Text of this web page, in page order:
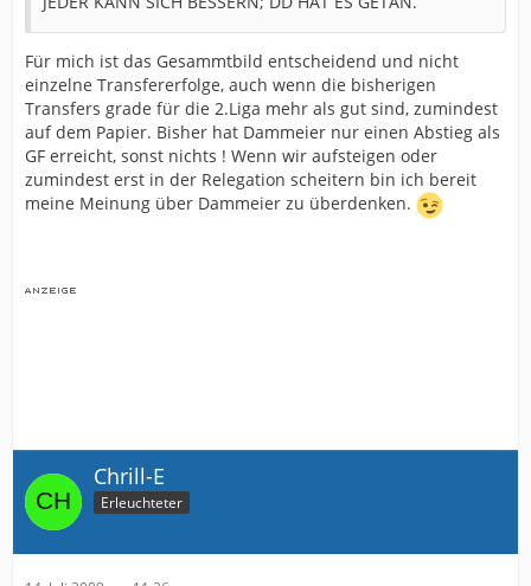
Für mich ist das Gesammtbild entscheidend und nicht
einzelne Transfererfolge, auch wenn die bisherigen
Transfers grade für die 2.Liga mehr als gut sind, zumindest
auf dem Papier. Bisher hat Dammeier nur einen Abstieg als
GF erreicht, sonst nichts ! Wenn wir aufsteigen oder
zumindest erst in der Relegation scheitern bin ich bereit
meine Meinung über Dammeier zu überdenken.
Chrill-E
Erleuchteter